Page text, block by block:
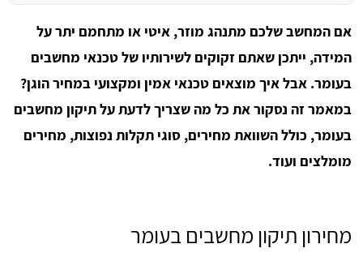
אם המחשב שלכם מתנהג מוזר, איטי או מתחמם יתר על
המידה, ייתכן שאתם זקוקים לשירותיו של טכנאי מחשבים
בעומר. אבל איך מוצאים טכנאי אמין ומקצועי במחיר הוגן?
במאמר זה נסקור את כל מה שצריך לדעת על תיקון מחשבים
בעומר, כולל השוואת מחירים, סוגי תקלות נפוצות, מחירים
מומלצים ועוד.
מחירון תיקון מחשבים בעומר